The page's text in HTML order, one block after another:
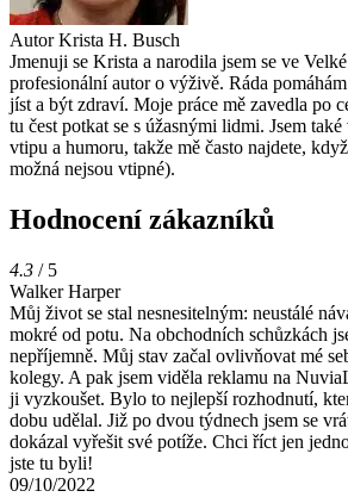
Autor Krista H. Busch
Jmenuji se Krista a narodila jsem se ve
profesionální autor o výživě. Ráda
jíst a být zdraví. Moje práce mě zavedla po
tu čest potkat se s úžasnými lidmi. Jsem
vtipu a humoru, takže mě často najdete,
možná nejsou vtipné).
Hodnocení zákazníků
4.3 / 5
Walker Harper
Můj život se stal nesnesitelným: neustálé
mokré od potu. Na obchodních schůzkách
nepříjemně. Můj stav začal ovlivňovat mé
kolegy. A pak jsem viděla reklamu na
ji vyzkoušet. Bylo to nejlepší rozhodnutí,
dobu udělal. Již po dvou týdnech jsem se
dokázal vyřešit své potíže. Chci říct jen
jste tu byli!
09/10/2022